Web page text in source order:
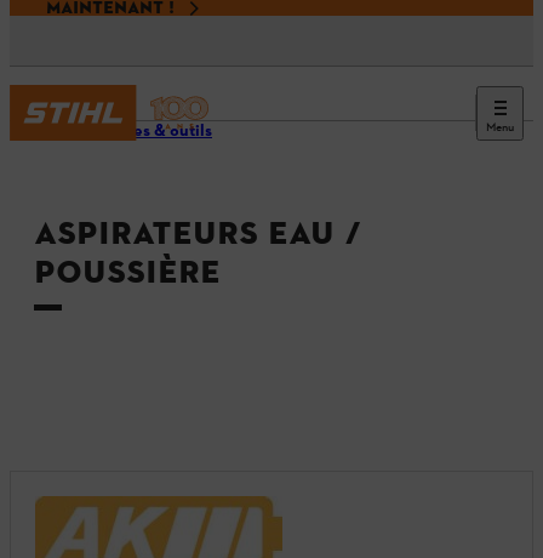
MAINTENANT !
Menu
Machines & outils
ASPIRATEURS EAU /
POUSSIÈRE